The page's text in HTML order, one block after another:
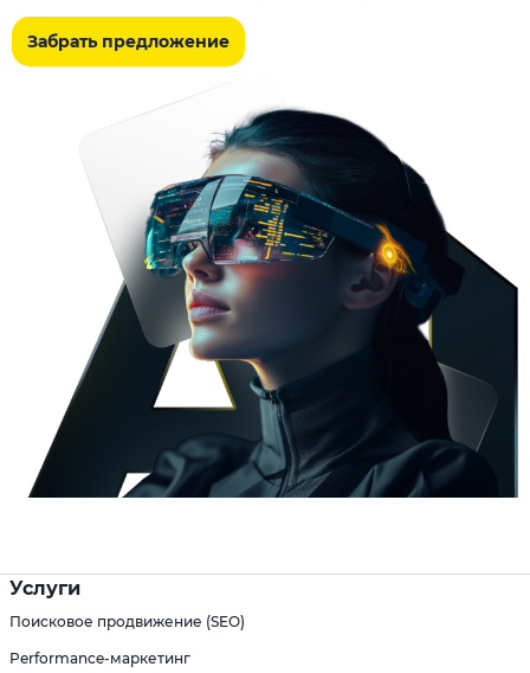
Забрать предложение
Услуги
Поисковое продвижение (SEO)
Performance-маркетинг